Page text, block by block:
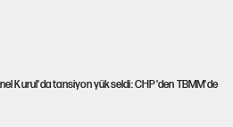
Kurul'da tansiyon yükseldi: CHP'den TBMM'de